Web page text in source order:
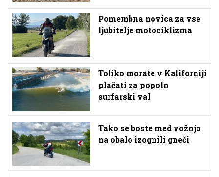
Pomembna novica za vse
ljubitelje motociklizma
Toliko morate v Kaliforniji
plačati za popoln
surfarski val
Tako se boste med vožnjo
na obalo izognili gneči